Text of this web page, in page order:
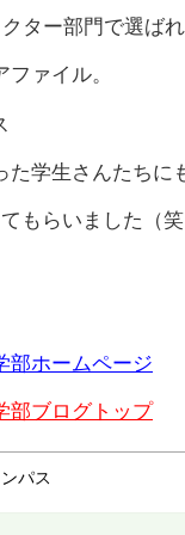
ター部門で選ば
ァイル。
た学生さんたちに
もらいました（笑
部ホームページ
部ブログトップ
パス